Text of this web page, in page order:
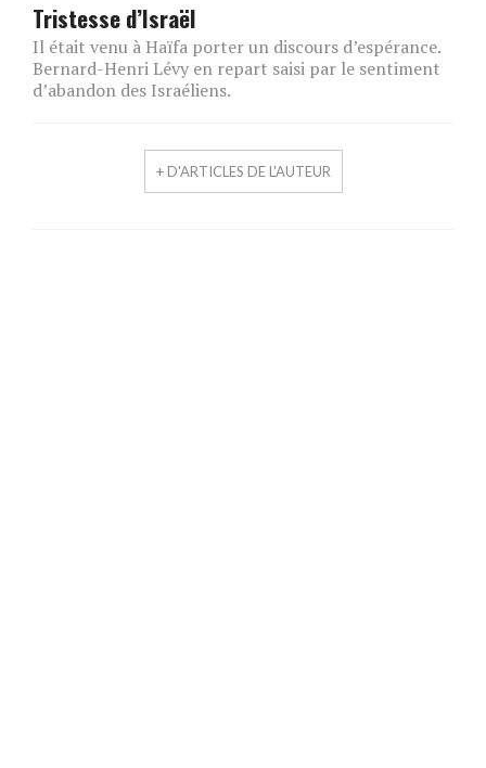
Tristesse d’Israël
Il était venu à Haïfa porter un discours d’espérance.
Bernard-Henri Lévy en repart saisi par le sentiment
d’abandon des Israéliens.
+ D'ARTICLES DE L'AUTEUR